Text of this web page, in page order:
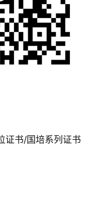
证书/国培系列证书